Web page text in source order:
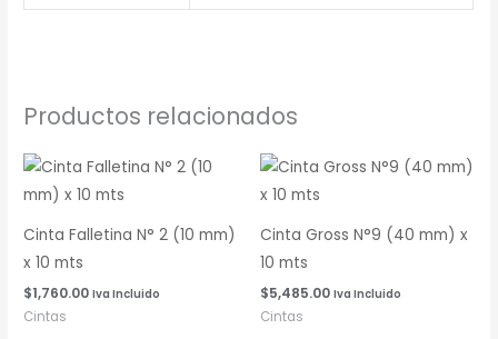
Productos relacionados
Cinta Falletina N° 2 (10 mm)
x 10 mts
$1,760.00 Iva Incluido
Cintas
Cinta Gross N°9 (40 mm) x
10 mts
$5,485.00 Iva Incluido
Cintas